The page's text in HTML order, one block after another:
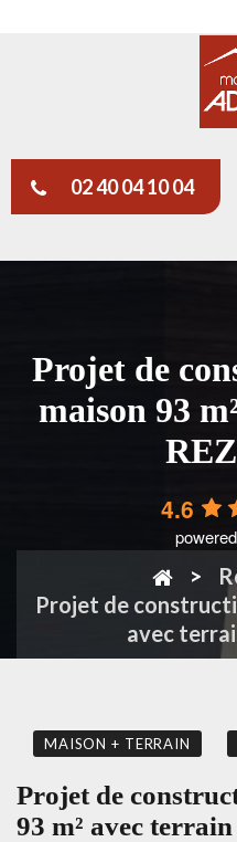
02 40 04 10 04
Projet de
maison 93
4.6
Projet de
avec
MAISON + TERRAIN
Projet de
93 m² avec